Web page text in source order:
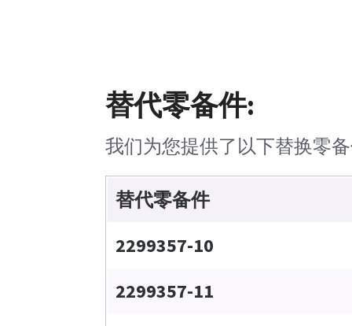
替代零备件:
我们为您提供了以下替换零
替代零备件
2299357-10
2299357-11